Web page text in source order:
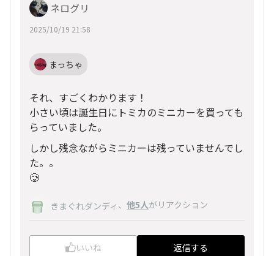
ネログリ
2025/10/19 21:58
まっちゃ
それ、すごくわかります！
小さい頃は誕生日にトミカのミニカーを買っても
らっていました。
しかし残念ながらミニカーは残っていませんでし
た。。
🥲
きまぐれダンディ 、 他5人がリアクション
いいね 返信する